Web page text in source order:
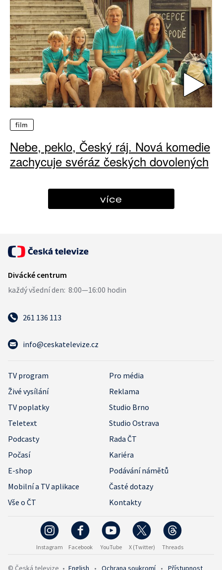
film
Nebe, peklo, Český ráj. Nová komedie
zachycuje svéráz českých dovolených
více
261 136 113
info@ceskatelevize.cz
TV program
Pro média
Živé vysílání
Reklama
TV poplatky
Studio Brno
Teletext
Studio Ostrava
Podcasty
Rada ČT
Počasí
Kariéra
E-shop
Podávání námětů
Mobilní a TV aplikace
Časté dotazy
Vše o ČT
Kontakty
Instagram Facebook YouTube X (Twitter) Threads